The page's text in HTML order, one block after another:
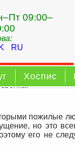
09:00–
RU
Хоспис
пожилые
но это
его не